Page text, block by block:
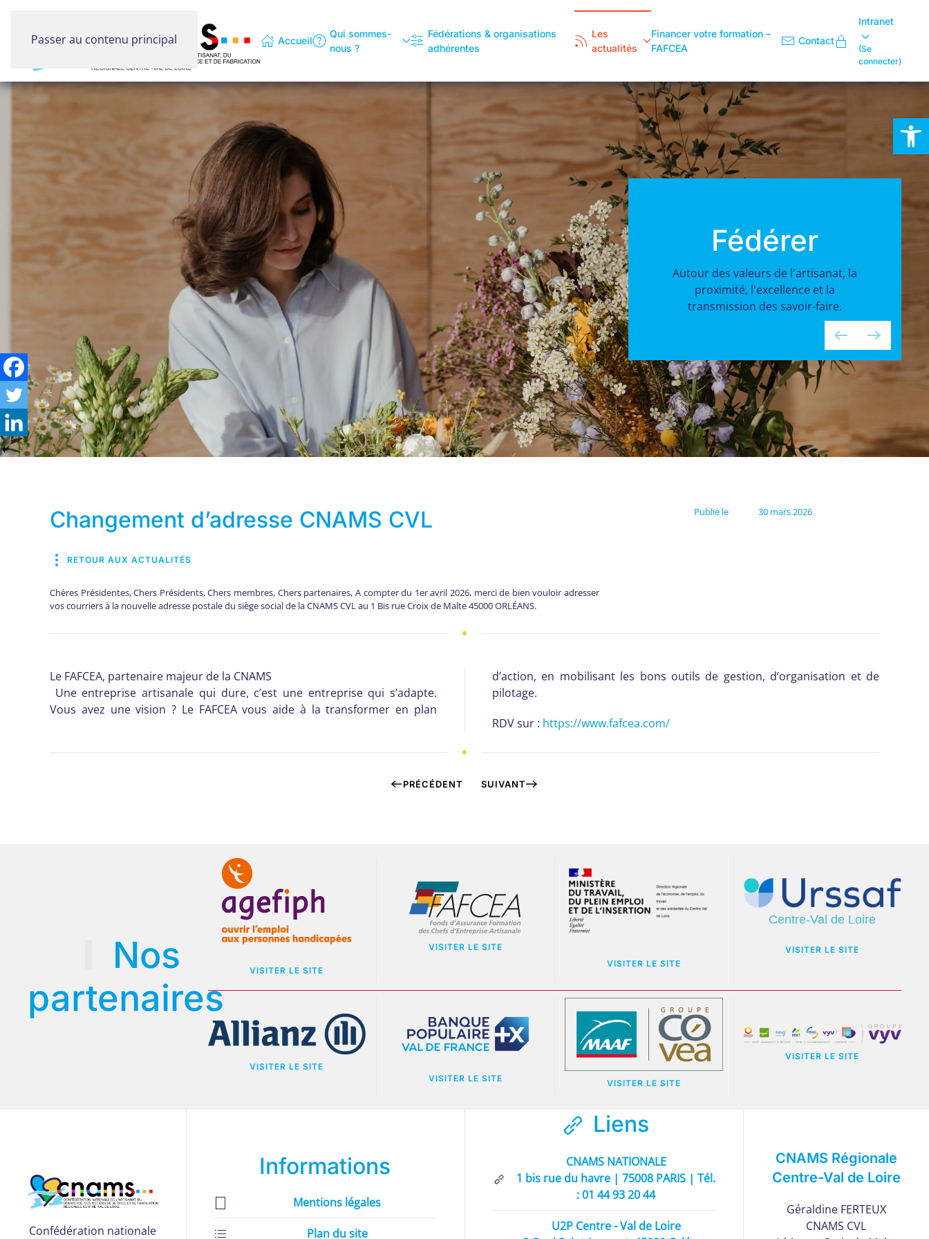
Ouvrir
Passer au contenu principal Accueil
Qui sommes-
nous ?
Fédérations & organisations
adhérentes
Les
actualités
Financer votre formation –
FAFCEA
Contact
Intranet
(Se
connecter)
Fédérer
Autour des valeurs de l'artisanat, la
proximité, l'excellence et la
transmission des savoir-faire.
Changement d’adresse CNAMS CVL
RETOUR AUX ACTUALITÉS
Chères Présidentes, Chers Présidents, Chers membres, Chers partenaires, A compter du 1er avril 2026, merci de bien vouloir adresser
vos courriers à la nouvelle adresse postale du siège social de la CNAMS CVL au 1 Bis rue Croix de Malte 45000 ORLÉANS.
Publié le 30 mars 2026
Le FAFCEA, partenaire majeur de la CNAMS
Une entreprise artisanale qui dure, c’est une entreprise qui s’adapte.
Vous avez une vision ? Le FAFCEA vous aide à la transformer en plan
d’action, en mobilisant les bons outils de gestion, d’organisation et de
pilotage.
RDV sur : https://www.fafcea.com/
PRÉCÉDENT SUIVANT
Nos
partenaires
VISITER LE SITE
VISITER LE SITE
VISITER LE SITE
VISITER LE SITE
VISITER LE SITE
VISITER LE SITE
VISITER LE SITE
VISITER LE SITE
Confédération nationale
Informations
Mentions légales
Plan du site
Liens
CNAMS NATIONALE
1 bis rue du havre | 75008 PARIS | Tél.
: 01 44 93 20 44
U2P Centre - Val de Loire
CNAMS Régionale
Centre-Val de Loire
Géraldine FERTEUX
CNAMS CVL